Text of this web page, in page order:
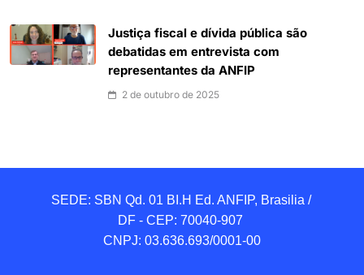
Justiça fiscal e dívida pública são
debatidas em entrevista com
representantes da ANFIP
2 de outubro de 2025
SEDE: SBN Qd. 01 BI.H Ed. ANFIP, Brasilia /
DF - CEP: 70040-907
CNPJ: 03.636.693/0001-00